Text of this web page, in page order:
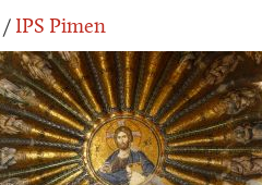
/ IPS Pimen